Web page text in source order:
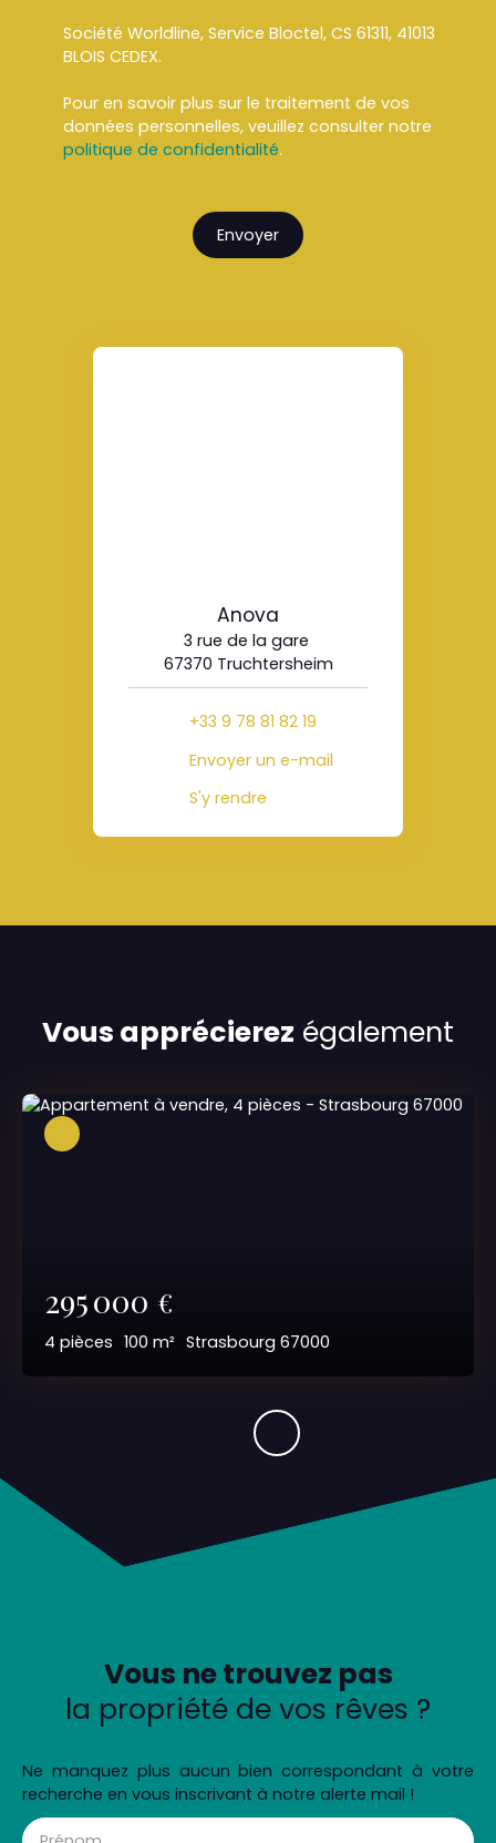
Société Worldline, Service Bloctel, CS 61311, 41013
BLOIS CEDEX.
Pour en savoir plus sur le traitement de vos
données personnelles, veuillez consulter notre
politique de confidentialité.
Envoyer
Anova
3 rue de la gare
67370 Truchtersheim
+33 9 78 81 82 19
Envoyer un e-mail
S'y rendre
Vous apprécierez également
295 000 €
4 pièces 100 m² Strasbourg 67000
Vous ne trouvez pas
la propriété de vos rêves ?
Ne manquez plus aucun bien correspondant à votre
recherche en vous inscrivant à notre alerte mail !